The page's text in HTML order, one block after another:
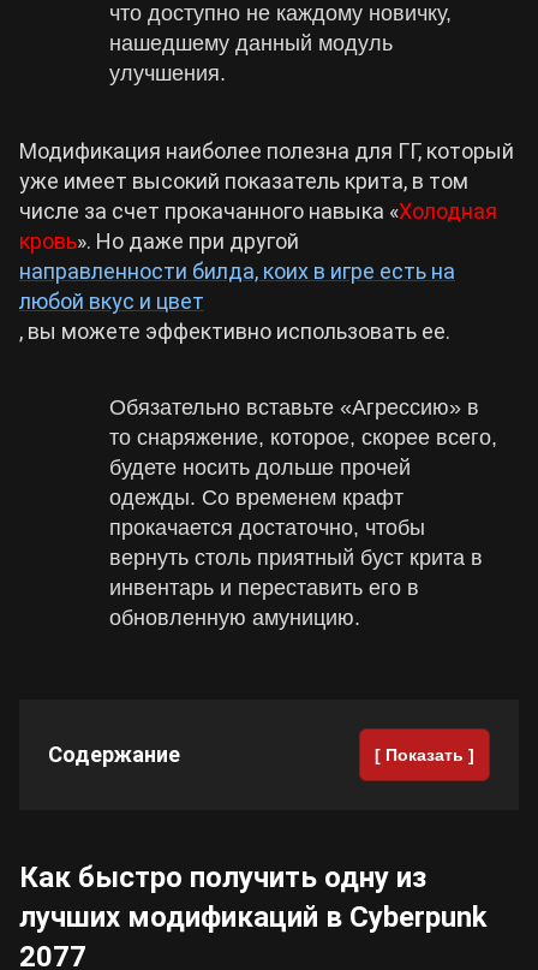
что доступно не каждому новичку,
нашедшему данный модуль
улучшения.
Модификация наиболее полезна для ГГ, который
уже имеет высокий показатель крита, в том
числе за счет прокачанного навыка «Холодная
кровь». Но даже при другой
направленности билда, коих в игре есть на
любой вкус и цвет
, вы можете эффективно использовать ее.
Обязательно вставьте «Агрессию» в
то снаряжение, которое, скорее всего,
будете носить дольше прочей
одежды. Со временем крафт
прокачается достаточно, чтобы
вернуть столь приятный буст крита в
инвентарь и переставить его в
обновленную амуницию.
Содержание [ Показать ]
Как быстро получить одну из
лучших модификаций в Cyberpunk
2077